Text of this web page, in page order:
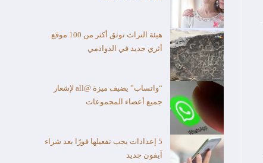
هيئة التراث توثق أكثر من 100 موقع
أثري جديد في الدوادمي
“واتساب” يضيف ميزة @all لإشعار
جميع أعضاء المجموعات
5 إعدادات يجب تفعيلها فورًا بعد شراء
آيفون جديد